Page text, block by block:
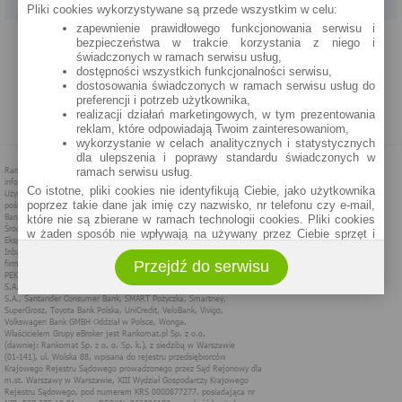
PROGRAM PARTNERSKI O NAS REKLAMA REGULAMIN
POLITYKA PRYWATNOŚCI POLITYKA COOKIES ZASADY PLASOWANIA
Pliki cookies wykorzystywane są przede wszystkim w celu:
zapewnienie prawidłowego funkcjonowania serwisu i
bezpieczeństwa w trakcie korzystania z niego i
świadczonych w ramach serwisu usług,
dostępności wszystkich funkcjonalności serwisu,
dostosowania świadczonych w ramach serwisu usług do
preferencji i potrzeb użytkownika,
realizacji działań marketingowych, w tym prezentowania
reklam, które odpowiadają Twoim zainteresowaniom,
wykorzystanie w celach analitycznych i statystycznych
dla ulepszenia i poprawy standardu świadczonych w
ramach serwisu usług.
Co istotne, pliki cookies nie identyfikują Ciebie, jako użytkownika
poprzez takie dane jak imię czy nazwisko, nr telefonu czy e-mail,
które nie są zbierane w ramach technologii cookies. Pliki cookies
w żaden sposób nie wpływają na używany przez Ciebie sprzęt i
Zakres wykorzystywania plików cookies możliwy jest do
określenia w ustawieniach przeglądarki każdego użytkownika. Bez
wprowadzenia zmian ustawień, informacje w plikach cookies mogą
być zapisywane w pamięci Twojego urządzenia.
Administratorem danych pozyskiwanych w technologii cookies jest
spółka Rankomat.pl Sp. z o.o. (dawniej: Rankomat Sp. z o. o. Sp.
k.) z siedzibą w Warszawie, ul. Wolska 88, 01 - 141 Warszawa.
Możesz jako użytkownik w każdym czasie skontaktować się z
administratorem pod adresem bok@ebroker.pl, jak również wyrazić
Przejdź do serwisu